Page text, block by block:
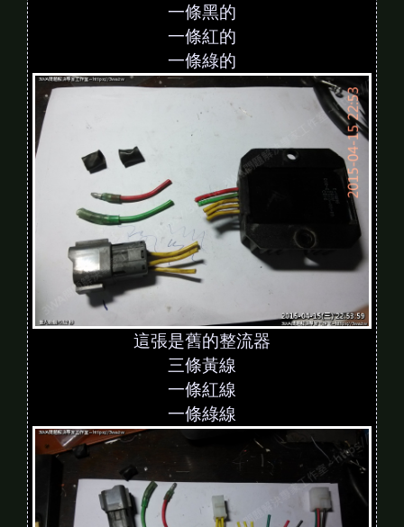
一條黑的
一條紅的
一條綠的
這張是舊的整流器
三條黃線
一條紅線
一條綠線